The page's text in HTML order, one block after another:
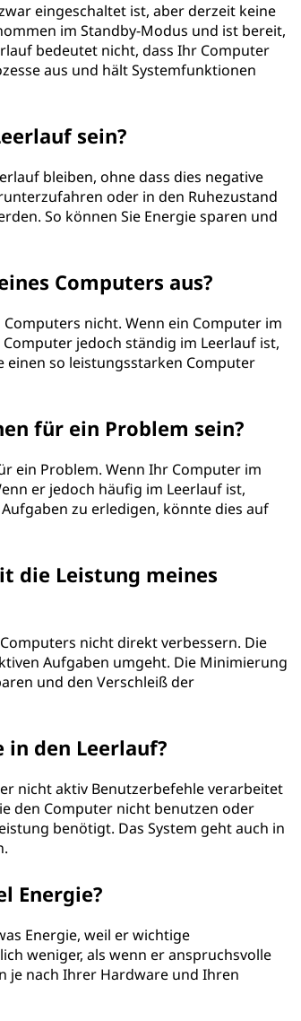
eingeschaltet ist, aber derzeit keine
im Standby-Modus und ist bereit,
bedeutet nicht, dass Ihr Computer
aus und hält Systemfunktionen
sein?
bleiben, ohne dass dies negative
oder in den Ruhezustand
So können Sie Energie sparen und
Computers aus?
nicht. Wenn ein Computer im
jedoch ständig im Leerlauf ist,
einen so leistungsstarken Computer
für ein Problem sein?
ein Problem. Wenn Ihr Computer im
er jedoch häufig im Leerlauf ist,
zu erledigen, könnte dies auf
die Leistung meines
nicht direkt verbessern. Die
Aufgaben umgeht. Die Minimierung
und den Verschleiß der
den Leerlauf?
nicht aktiv Benutzerbefehle verarbeitet
den Computer nicht benutzen oder
benötigt. Das System geht auch in
Energie?
Energie, weil er wichtige
weniger, als wenn er anspruchsvolle
je nach Ihrer Hardware und Ihren